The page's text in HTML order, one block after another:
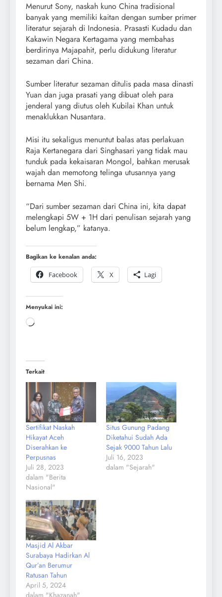
Menurut Sony, naskah kuno China tradisional
banyak yang memiliki kaitan dengan sumber primer
literatur sejarah di Indonesia. Prasasti Kudadu dan
Kakawin Negara Kertagama yang membahas
berdirinya Majapahit, perlu didukung literatur
sezaman dari China.
Sumber literatur sezaman ditulis pada masa dinasti
Yuan dan juga prasati yang dibuat oleh para
jenderal yang diutus oleh Kubilai Khan untuk
menaklukkan Nusantara.
Misi itu sekaligus menuntut balas atas perlakuan
Raja Kertanegara dari Singhasari yang tidak mau
tunduk pada kekaisaran Mongol, bahkan merusak
wajah dan memotong telinga utusannya yang
bernama Men Shi.
“Dari sumber sezaman dari China ini, kita dapat
melengkapi 5W + 1H dari penulisan sejarah yang
belum lengkap,” katanya.
Bagikan ke kenalan anda:
Facebook
X Lagi
Menyukai ini:
Terkait
Sertifikat Naskah
Hikayat Aceh
Diserahkan ke
Perpusnas
Juli 28, 2023
dalam "Berita
Nasional"
Situs Gunung Padang
Diketahui Sudah Ada
Sejak 9000 Tahun Lalu
Juli 16, 2023
dalam "Sejarah"
Masjid Al Akbar
Surabaya Hadirkan Al
Qur’an Berumur
Ratusan Tahun
April 5, 2024